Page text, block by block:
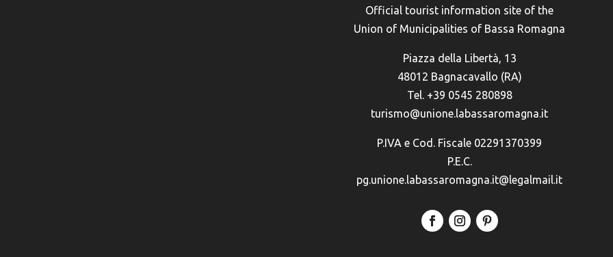
Official tourist information site of the
Union of Municipalities of Bassa Romagna
Piazza della Libertà, 13
48012 Bagnacavallo (RA)
Tel. +39 0545 280898
turismo@unione.labassaromagna.it
P.IVA e Cod. Fiscale 02291370399
P.E.C.
pg.unione.labassaromagna.it@legalmail.it